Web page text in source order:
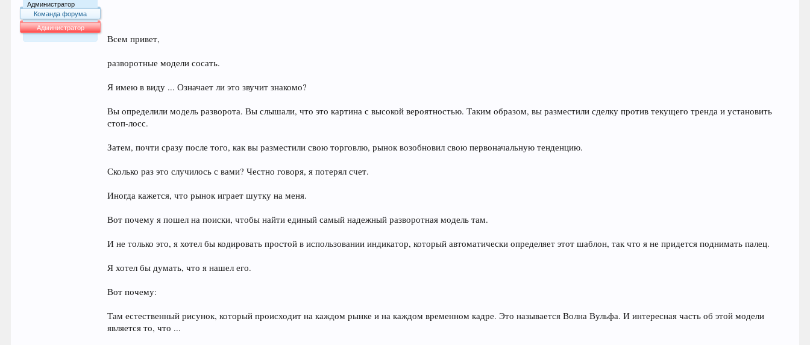
Администратор
Команда форума
Администратор
Всем привет,
разворотные модели сосать.
Я имею в виду ... Означает ли это звучит знакомо?
Вы определили модель разворота. Вы слышали, что это картина с высокой вероятностью. Таким образом, вы разместили сделку против текущего тренда и установить
стоп-лосс.
Затем, почти сразу после того, как вы разместили свою торговлю, рынок возобновил свою первоначальную тенденцию.
Сколько раз это случилось с вами? Честно говоря, я потерял счет.
Иногда кажется, что рынок играет шутку на меня.
Вот почему я пошел на поиски, чтобы найти единый самый надежный разворотная модель там.
И не только это, я хотел бы кодировать простой в использовании индикатор, который автоматически определяет этот шаблон, так что я не придется поднимать палец.
Я хотел бы думать, что я нашел его.
Вот почему:
Там естественный рисунок, который происходит на каждом рынке и на каждом временном кадре. Это называется Волна Вульфа. И интересная часть об этой модели
является то, что ...